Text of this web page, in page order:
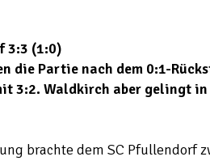
3:3 (1:0)
die Partie nach dem 0:1-
3:2. Waldkirch aber gelingt in
brachte dem SC Pfullendorf